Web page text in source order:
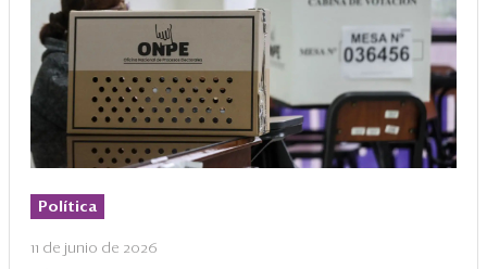
Política
11 de junio de 2026